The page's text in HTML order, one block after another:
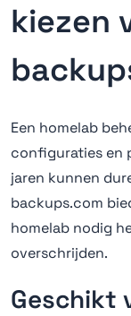
kiezen
Een homelab
configuraties en
jaren kunnen
backups.com
homelab nodig
overschrijden.
Geschikt